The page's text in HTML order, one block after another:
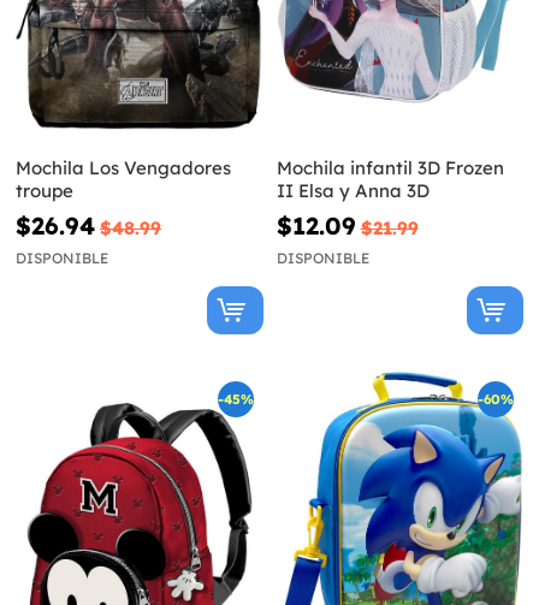
Mochila Los Vengadores
troupe
$26.94 $48.99
DISPONIBLE
Mochila infantil 3D Frozen
II Elsa y Anna 3D
$12.09 $21.99
DISPONIBLE
-45% -60%